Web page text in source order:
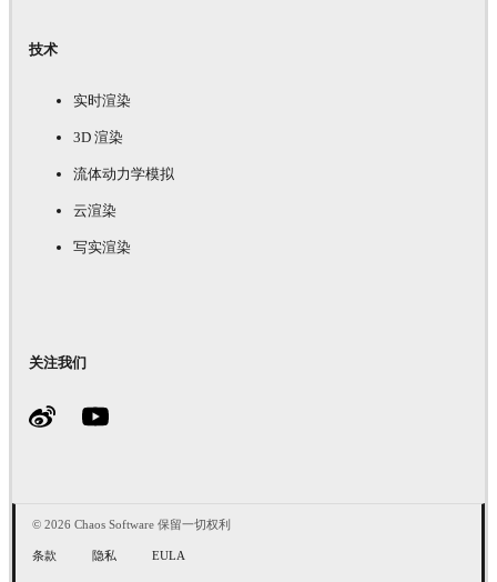
技术
实时渲染
3D 渲染
流体动力学模拟
云渲染
写实渲染
关注我们
© 2026 Chaos Software 保留一切权利
条款 隐私 EULA